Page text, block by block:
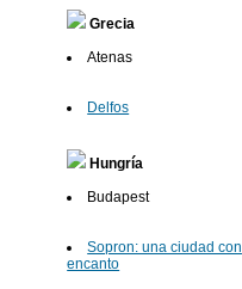
Grecia
Atenas
Delfos
Hungría
Budapest
Sopron: una ciudad con
encanto